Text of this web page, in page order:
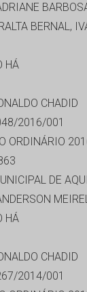
BERNAL,
HÁ
CHADID
2016/001
ORDINÁRIO
DE
HÁ
CHADID
2014/001